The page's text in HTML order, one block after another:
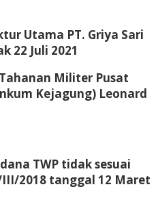
Utama PT. Griya Sari
22 Juli 2021
Militer Pusat
Kejagung) Leonard
TWP tidak sesuai
2018 tanggal 12 Maret